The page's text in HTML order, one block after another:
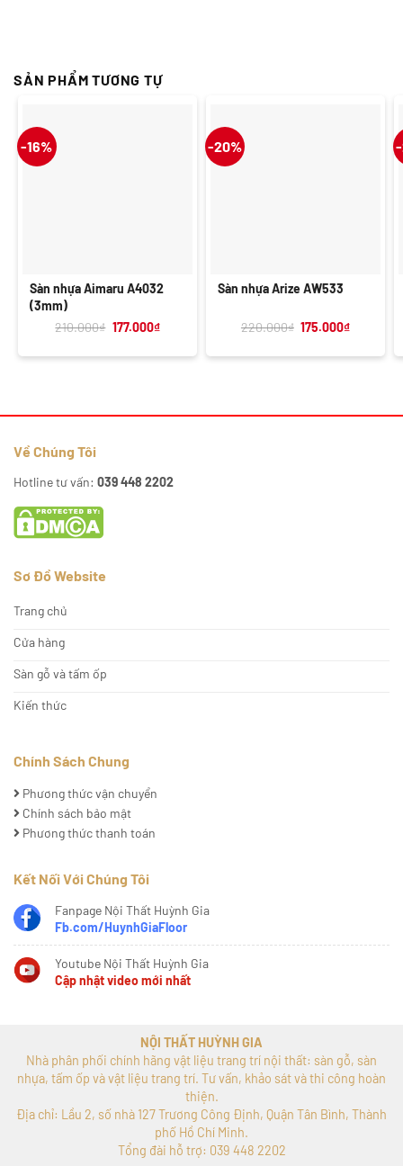
SẢN PHẨM TƯƠNG TỰ
-16%
Sàn nhựa Aimaru A4032
(3mm)
210.000₫ Giá
210.000₫.
177.000₫Giá
là:
-20%
Sàn nhựa Arize AW533
220.000₫ Giá
220.000₫.
175.000₫Giá
là:
Về Chúng Tôi
Hotline tư vấn: 039 448 2202
Sơ Đồ Website
Trang chủ
Cửa hàng
Sàn gỗ và tấm ốp
Kiến thức
Chính Sách Chung
Phương thức vận chuyển
Chính sách bảo mật
Phương thức thanh toán
Kết Nối Với Chúng Tôi
Fanpage Nội Thất Huỳnh Gia
Fb.com/HuynhGiaFloor
Youtube Nội Thất Huỳnh Gia
Cập nhật video mới nhất
NỘI THẤT HUỲNH GIA
Nhà phân phối chính hãng vật liệu trang trí nội thất: sàn gỗ, sàn
nhựa, tấm ốp và vật liệu trang trí. Tư vấn, khảo sát và thi công hoàn
thiện.
Địa chỉ: Lầu 2, số nhà 127 Trương Công Định, Quận Tân Bình, Thành
phố Hồ Chí Minh.
Tổng đài hỗ trợ: 039 448 2202